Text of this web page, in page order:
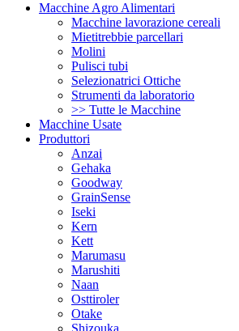
Macchine Agro Alimentari
Macchine lavorazione cereali
Mietitrebbie parcellari
Molini
Pulisci tubi
Selezionatrici Ottiche
Strumenti da laboratorio
>> Tutte le Macchine
Macchine Usate
Produttori
Anzai
Gehaka
Goodway
GrainSense
Iseki
Kern
Kett
Marumasu
Marushiti
Naan
Osttiroler
Otake